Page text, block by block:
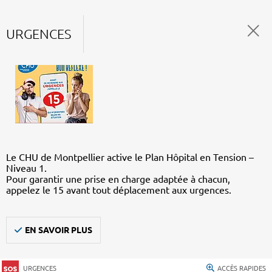
URGENCES
Le CHU de Montpellier active le Plan Hôpital en Tension –
Niveau 1.
Pour garantir une prise en charge adaptée à chacun,
appelez le 15 avant tout déplacement aux urgences.
EN SAVOIR PLUS
URGENCES ACCÈS RAPIDES